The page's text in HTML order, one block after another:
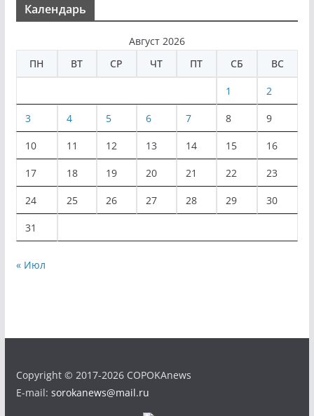
Календарь
Август 2026
ПН
ВТ СР ЧТ ПТ СБ ВС
1 2
3 4 5 6 7 8 9
10 11 12 13 14 15 16
17 18 19 20 21 22 23
24 25 26 27 28 29 30
31
« Июл
Copyright © 2017-2026 COPOKAnews
E-mail: sorokanews@mail.ru